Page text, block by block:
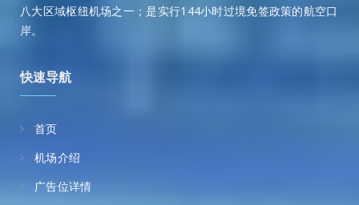
八大区域枢纽机场之一；是实行144小时过境免签政策的航空口
岸。
快速导航
首页
机场介绍
广告位详情